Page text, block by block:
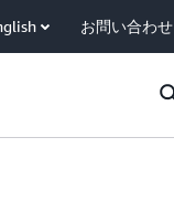
お問い合わせ